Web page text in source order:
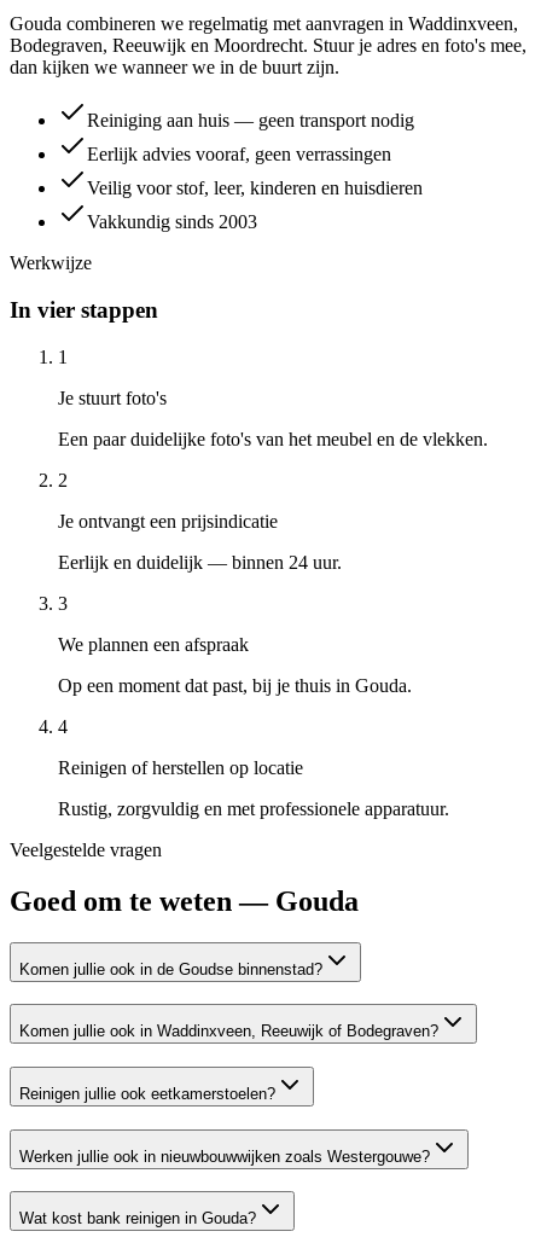
Gouda combineren we regelmatig met aanvragen in Waddinxveen,
Bodegraven, Reeuwijk en Moordrecht. Stuur je adres en foto's mee,
dan kijken we wanneer we in de buurt zijn.
Reiniging aan huis — geen transport nodig
Eerlijk advies vooraf, geen verrassingen
Veilig voor stof, leer, kinderen en huisdieren
Vakkundig sinds 2003
Werkwijze
In vier stappen
1
Je stuurt foto's
Een paar duidelijke foto's van het meubel en de vlekken.
2
Je ontvangt een prijsindicatie
Eerlijk en duidelijk — binnen 24 uur.
3
We plannen een afspraak
Op een moment dat past, bij je thuis in Gouda.
4
Reinigen of herstellen op locatie
Rustig, zorgvuldig en met professionele apparatuur.
Veelgestelde vragen
Goed om te weten — Gouda
Komen jullie ook in de Goudse binnenstad?
Komen jullie ook in Waddinxveen, Reeuwijk of Bodegraven?
Reinigen jullie ook eetkamerstoelen?
Werken jullie ook in nieuwbouwwijken zoals Westergouwe?
Wat kost bank reinigen in Gouda?